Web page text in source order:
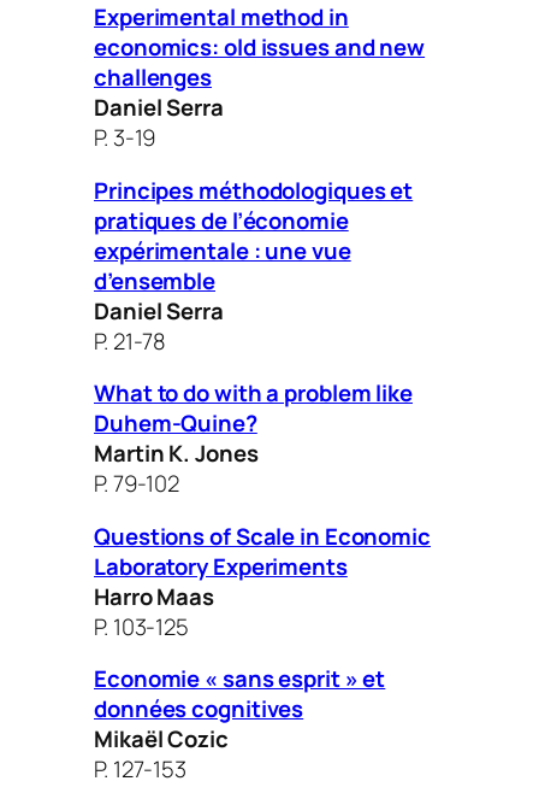
Experimental method in
economics: old issues and new
challenges
Daniel Serra
P. 3-19
Principes méthodologiques et
pratiques de l’économie
expérimentale : une vue
d’ensemble
Daniel Serra
P. 21-78
What to do with a problem like
Duhem-Quine?
Martin K. Jones
P. 79-102
Questions of Scale in Economic
Laboratory Experiments
Harro Maas
P. 103-125
Economie « sans esprit » et
données cognitives
Mikaël Cozic
P. 127-153